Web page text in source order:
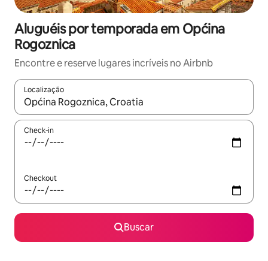
Aluguéis por temporada em Općina
Rogoznica
Encontre e reserve lugares incríveis no Airbnb
Localização
Quando os resultados estiverem disponíveis, explore-os
Check-in
Checkout
Buscar